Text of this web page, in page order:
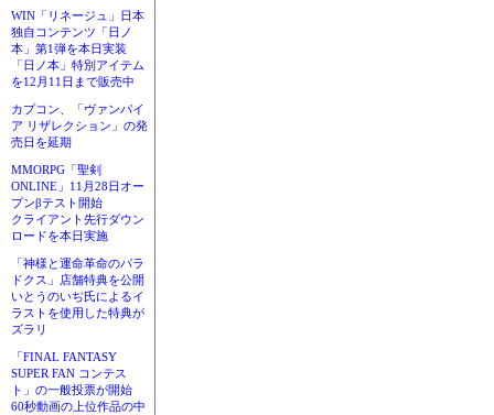
WIN「リネージュ」日本
独自コンテンツ「日ノ
本」第1弾を本日実装
「日ノ本」特別アイテム
を12月11日まで販売中
カプコン、「ヴァンパイ
ア リザレクション」の発
売日を延期
MMORPG「聖剣
ONLINE」11月28日オー
プンβテスト開始
クライアント先行ダウン
ロードを本日実施
「神様と運命革命のパラ
ドクス」店舗特典を公開
いとうのいぢ氏によるイ
ラストを使用した特典が
ズラリ
「FINAL FANTASY
SUPER FAN コンテス
ト」の一般投票が開始
60秒動画の上位作品の中